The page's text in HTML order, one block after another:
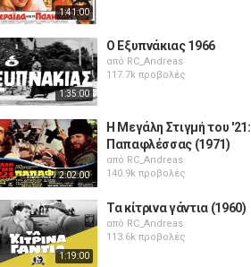
1:41:00
1:35:00
Ο Εξυπνάκιας 1966
από RC_Andreas
117.7k προβολές
2:02:00
Η Μεγάλη Στιγμή του '21:
Παπαφλέσσας (1971)
από RC_Andreas
140.9k προβολές
1:19:00
Τα κίτρινα γάντια (1960)
από RC_Andreas
113.6k προβολές